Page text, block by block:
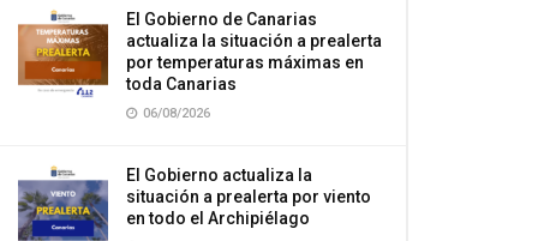
El Gobierno de Canarias
actualiza la situación a prealerta
por temperaturas máximas en
toda Canarias
06/08/2026
El Gobierno actualiza la
situación a prealerta por viento
en todo el Archipiélago